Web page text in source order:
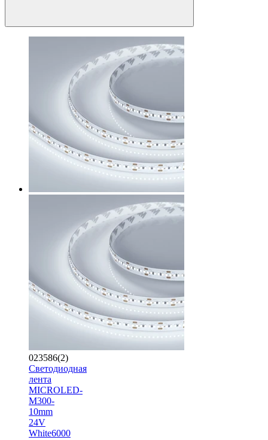
023586(2)
Светодиодная
лента
MICROLED-
M300-
10mm
24V
White6000